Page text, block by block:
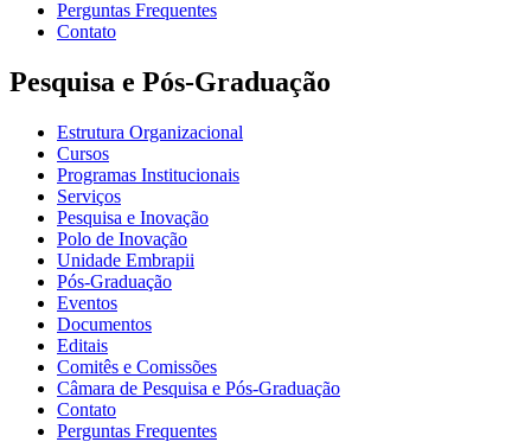
Perguntas Frequentes
Contato
Pesquisa e Pós-Graduação
Estrutura Organizacional
Cursos
Programas Institucionais
Serviços
Pesquisa e Inovação
Polo de Inovação
Unidade Embrapii
Pós-Graduação
Eventos
Documentos
Editais
Comitês e Comissões
Câmara de Pesquisa e Pós-Graduação
Contato
Perguntas Frequentes